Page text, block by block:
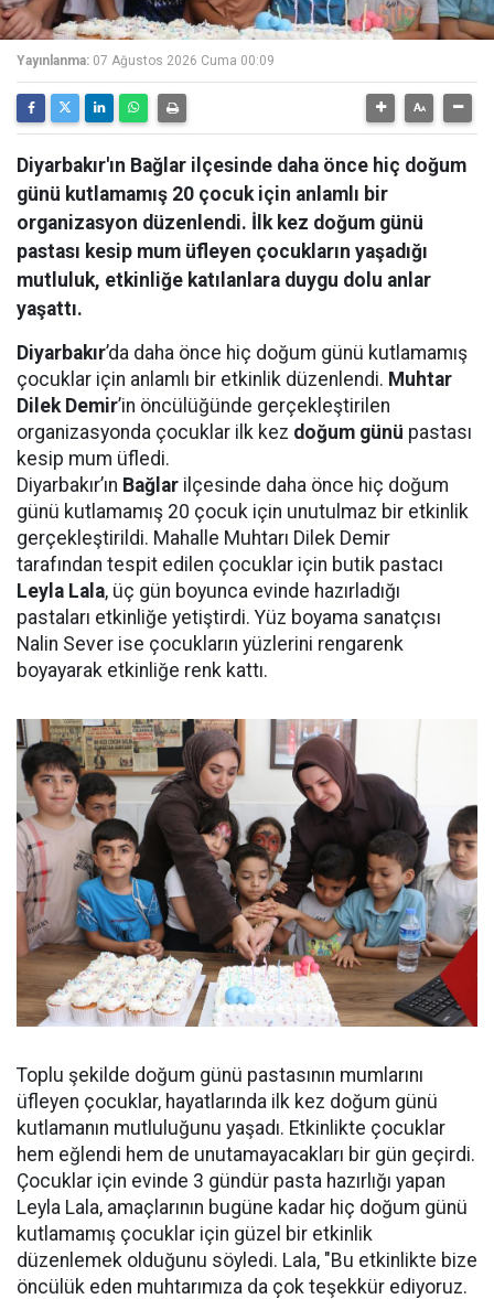
Yayınlanma: 07 Ağustos 2026 Cuma 00:09
Diyarbakır'ın Bağlar ilçesinde daha önce hiç doğum
günü kutlamamış 20 çocuk için anlamlı bir
organizasyon düzenlendi. İlk kez doğum günü
pastası kesip mum üfleyen çocukların yaşadığı
mutluluk, etkinliğe katılanlara duygu dolu anlar
yaşattı.
Diyarbakır’da daha önce hiç doğum günü kutlamamış
çocuklar için anlamlı bir etkinlik düzenlendi. Muhtar
Dilek Demir’in öncülüğünde gerçekleştirilen
organizasyonda çocuklar ilk kez doğum günü pastası
kesip mum üfledi.
Diyarbakır’ın Bağlar ilçesinde daha önce hiç doğum
günü kutlamamış 20 çocuk için unutulmaz bir etkinlik
gerçekleştirildi. Mahalle Muhtarı Dilek Demir
tarafından tespit edilen çocuklar için butik pastacı
Leyla Lala, üç gün boyunca evinde hazırladığı
pastaları etkinliğe yetiştirdi. Yüz boyama sanatçısı
Nalin Sever ise çocukların yüzlerini rengarenk
boyayarak etkinliğe renk kattı.
Toplu şekilde doğum günü pastasının mumlarını
üfleyen çocuklar, hayatlarında ilk kez doğum günü
kutlamanın mutluluğunu yaşadı. Etkinlikte çocuklar
hem eğlendi hem de unutamayacakları bir gün geçirdi.
Çocuklar için evinde 3 gündür pasta hazırlığı yapan
Leyla Lala, amaçlarının bugüne kadar hiç doğum günü
kutlamamış çocuklar için güzel bir etkinlik
düzenlemek olduğunu söyledi. Lala, "Bu etkinlikte bize
öncülük eden muhtarımıza da çok teşekkür ediyoruz.